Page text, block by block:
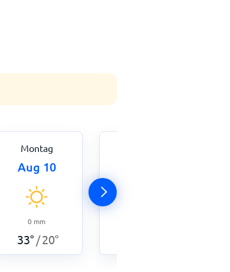
Montag
Aug 10
0 mm
33° /20°